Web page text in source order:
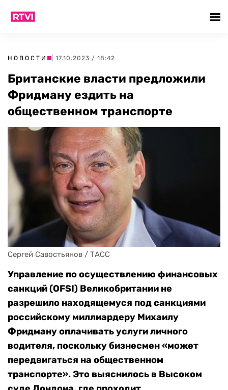
НОВОСТИ | 17.10.2023 / 18:42
Британские власти предложили
Фридману ездить на
общественном транспорте
Сергей Савостьянов / ТАСС
Управление по осуществлению финансовых
санкций (OFSI) Великобритании не
разрешило находящемуся под санкциями
российскому миллиардеру Михаилу
Фридману оплачивать услуги личного
водителя, поскольку бизнесмен «может
передвигаться на общественном
транспорте». Это выяснилось в Высоком